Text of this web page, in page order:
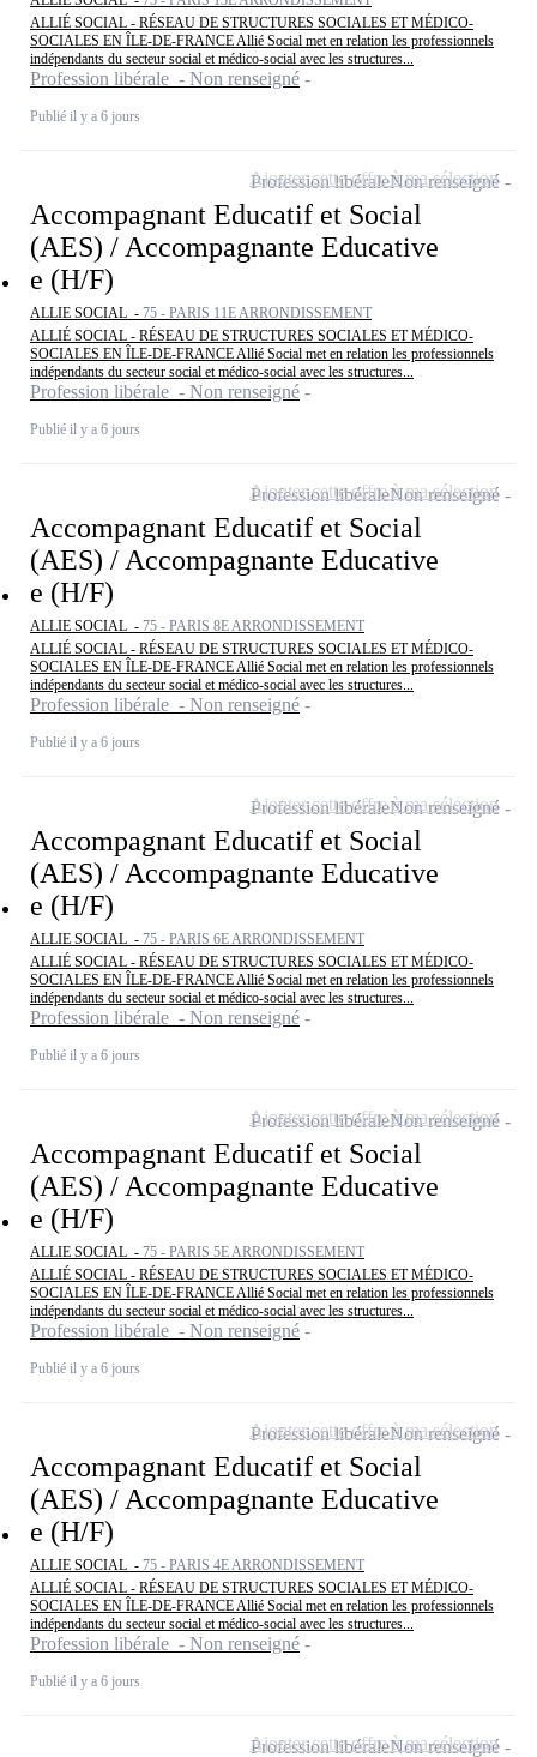
ALLIÉ SOCIAL - RÉSEAU DE STRUCTURES SOCIALES ET MÉDICO-
SOCIALES EN ÎLE-DE-FRANCE Allié Social met en relation les professionnels
indépendants du secteur social et médico-social avec les structures...
Profession libérale - Non renseigné
Publié il y a 6 jours
Accompagnant Educatif et Social
(AES) / Accompagnante Educative
e (H/F)
ALLIE SOCIAL - 75 - PARIS 11E ARRONDISSEMENT
ALLIÉ SOCIAL - RÉSEAU DE STRUCTURES SOCIALES ET MÉDICO-
SOCIALES EN ÎLE-DE-FRANCE Allié Social met en relation les professionnels
indépendants du secteur social et médico-social avec les structures...
Profession libérale - Non renseigné
Publié il y a 6 jours
Profession libéraleNon renseigné
Ajouter cette offre à ma sélection
Accompagnant Educatif et Social
(AES) / Accompagnante Educative
e (H/F)
ALLIE SOCIAL - 75 - PARIS 8E ARRONDISSEMENT
ALLIÉ SOCIAL - RÉSEAU DE STRUCTURES SOCIALES ET MÉDICO-
SOCIALES EN ÎLE-DE-FRANCE Allié Social met en relation les professionnels
indépendants du secteur social et médico-social avec les structures...
Profession libérale - Non renseigné
Publié il y a 6 jours
Profession libéraleNon renseigné
Ajouter cette offre à ma sélection
Accompagnant Educatif et Social
(AES) / Accompagnante Educative
e (H/F)
ALLIE SOCIAL - 75 - PARIS 6E ARRONDISSEMENT
ALLIÉ SOCIAL - RÉSEAU DE STRUCTURES SOCIALES ET MÉDICO-
SOCIALES EN ÎLE-DE-FRANCE Allié Social met en relation les professionnels
indépendants du secteur social et médico-social avec les structures...
Profession libérale - Non renseigné
Publié il y a 6 jours
Profession libéraleNon renseigné
Ajouter cette offre à ma sélection
Accompagnant Educatif et Social
(AES) / Accompagnante Educative
e (H/F)
ALLIE SOCIAL - 75 - PARIS 5E ARRONDISSEMENT
ALLIÉ SOCIAL - RÉSEAU DE STRUCTURES SOCIALES ET MÉDICO-
SOCIALES EN ÎLE-DE-FRANCE Allié Social met en relation les professionnels
indépendants du secteur social et médico-social avec les structures...
Profession libérale - Non renseigné
Publié il y a 6 jours
Profession libéraleNon renseigné
Ajouter cette offre à ma sélection
Accompagnant Educatif et Social
(AES) / Accompagnante Educative
e (H/F)
ALLIE SOCIAL - 75 - PARIS 4E ARRONDISSEMENT
ALLIÉ SOCIAL - RÉSEAU DE STRUCTURES SOCIALES ET MÉDICO-
SOCIALES EN ÎLE-DE-FRANCE Allié Social met en relation les professionnels
indépendants du secteur social et médico-social avec les structures...
Profession libérale - Non renseigné
Publié il y a 6 jours
Profession libéraleNon renseigné
Ajouter cette offre à ma sélection
Profession libéraleNon renseigné
Ajouter cette offre à ma sélection